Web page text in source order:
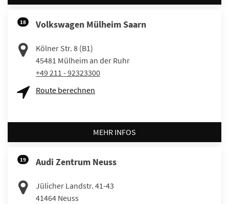
18 Volkswagen Mülheim Saarn
Kölner Str. 8 (B1)
45481 Mülheim an der Ruhr
+49 211 - 92323300
Route berechnen
MEHR INFOS
19 Audi Zentrum Neuss
Jülicher Landstr. 41-43
41464 Neuss